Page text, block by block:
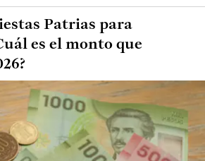
Patrias para
es el monto que